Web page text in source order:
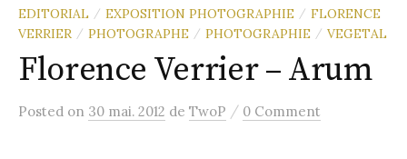
EDITORIAL / EXPOSITION PHOTOGRAPHIE / FLORENCE
VERRIER / PHOTOGRAPHE / PHOTOGRAPHIE / VEGETAL
Florence Verrier – Arum
Posted on 30 mai. 2012 de TwoP / 0 Comment